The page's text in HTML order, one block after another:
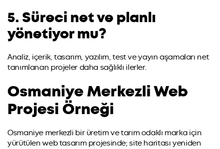
5. Süreci net ve planlı
yönetiyor mu?
Analiz, içerik, tasarım, yazılım, test ve yayın aşamaları net
tanımlanan projeler daha sağlıklı ilerler.
Osmaniye Merkezli Web
Projesi Örneği
Osmaniye merkezli bir üretim ve tarım odaklı marka için
yürütülen web tasarım projesinde; site haritası yeniden